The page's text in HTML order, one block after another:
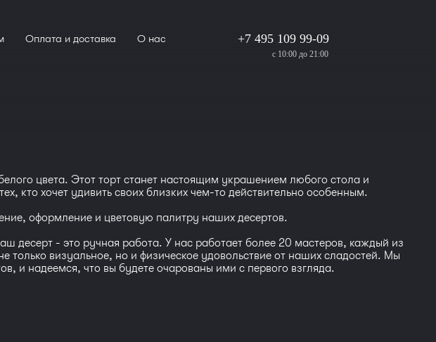
Оплата и доставка О нас +7 495 109 99-09
с 10:00 до 21:00
цвета. Этот торт станет настоящим украшением любого стола и
кто хочет удивить своих близких чем-то действительно особенным.
оформление и цветовую палитру наших десертов.
- это ручная работа. У нас работает более 20 мастеров, каждый из
только визуальное, но и физическое удовольствие от наших сладостей. Мы
и надеемся, что вы будете очарованы ими с первого взгляда.